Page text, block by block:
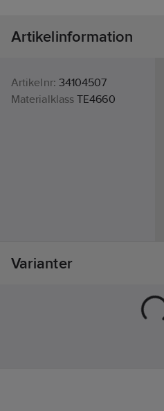
Artikelinformation
Artikelnr: 34104507
Materialklass TE4660
Varianter